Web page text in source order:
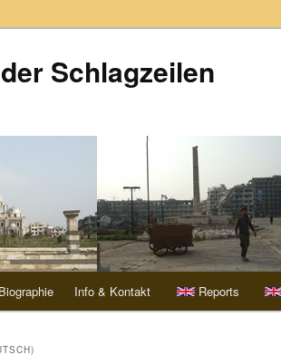
Schlagzeilen
Biographie Info & Kontakt Reports